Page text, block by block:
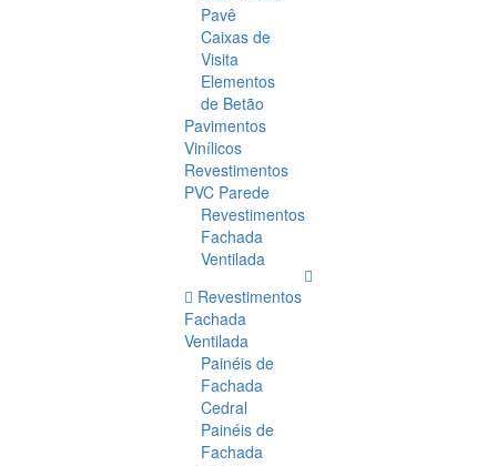
Pavê
Caixas de
Visita
Elementos
de Betão
Pavimentos
Vinílicos
Revestimentos
PVC Parede
Revestimentos
Fachada
Ventilada
Revestimentos
Fachada
Ventilada
Painéis de
Fachada
Cedral
Painéis de
Fachada